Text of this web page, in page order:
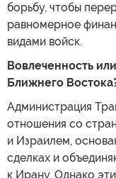
борьбу, чтобы
равномерное
видами войск.
Вовлеченность
Ближнего
Администрация
отношения со
и Израилем,
сделках и
к Ирану. Однако